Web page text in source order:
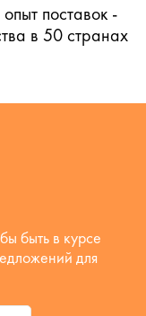
поставок -
в 50 странах
быть в курсе
для